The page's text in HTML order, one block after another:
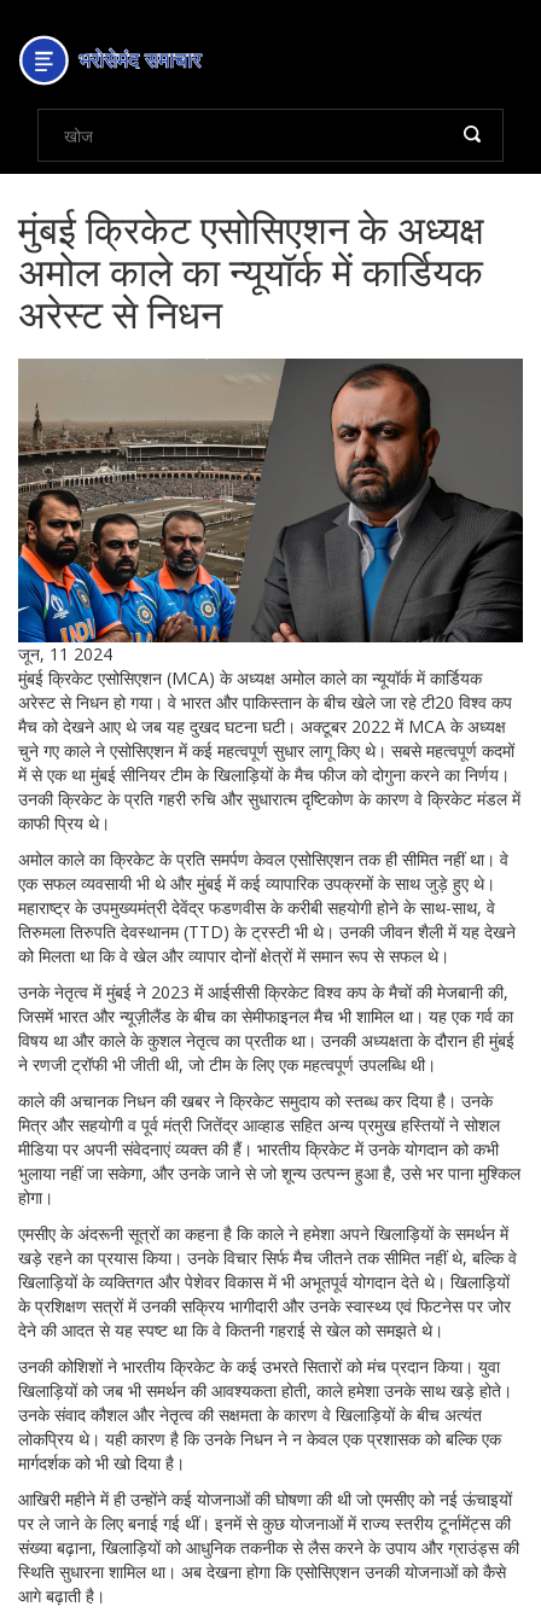
मुंबई क्रिकेट एसोसिएशन के अध्यक्ष
अमोल काले का न्यूयॉर्क में कार्डियक
अरेस्ट से निधन
जून, 11 2024
मुंबई क्रिकेट एसोसिएशन (MCA) के अध्यक्ष अमोल काले का न्यूयॉर्क में कार्डियक
अरेस्ट से निधन हो गया। वे भारत और पाकिस्तान के बीच खेले जा रहे टी20 विश्व कप
मैच को देखने आए थे जब यह दुखद घटना घटी। अक्टूबर 2022 में MCA के अध्यक्ष
चुने गए काले ने एसोसिएशन में कई महत्वपूर्ण सुधार लागू किए थे। सबसे महत्वपूर्ण कदमों
में से एक था मुंबई सीनियर टीम के खिलाड़ियों के मैच फीज को दोगुना करने का निर्णय।
उनकी क्रिकेट के प्रति गहरी रुचि और सुधारात्म दृष्टिकोण के कारण वे क्रिकेट मंडल में
काफी प्रिय थे।
अमोल काले का क्रिकेट के प्रति समर्पण केवल एसोसिएशन तक ही सीमित नहीं था। वे
एक सफल व्यवसायी भी थे और मुंबई में कई व्यापारिक उपक्रमों के साथ जुड़े हुए थे।
महाराष्ट्र के उपमुख्यमंत्री देवेंद्र फडणवीस के करीबी सहयोगी होने के साथ-साथ, वे
तिरुमला तिरुपति देवस्थानम (TTD) के ट्रस्टी भी थे। उनकी जीवन शैली में यह देखने
को मिलता था कि वे खेल और व्यापार दोनों क्षेत्रों में समान रूप से सफल थे।
उनके नेतृत्व में मुंबई ने 2023 में आईसीसी क्रिकेट विश्व कप के मैचों की मेजबानी की,
जिसमें भारत और न्यूज़ीलैंड के बीच का सेमीफाइनल मैच भी शामिल था। यह एक गर्व का
विषय था और काले के कुशल नेतृत्व का प्रतीक था। उनकी अध्यक्षता के दौरान ही मुंबई
ने रणजी ट्रॉफी भी जीती थी, जो टीम के लिए एक महत्वपूर्ण उपलब्धि थी।
काले की अचानक निधन की खबर ने क्रिकेट समुदाय को स्तब्ध कर दिया है। उनके
मित्र और सहयोगी व पूर्व मंत्री जितेंद्र आव्हाड सहित अन्य प्रमुख हस्तियों ने सोशल
मीडिया पर अपनी संवेदनाएं व्यक्त की हैं। भारतीय क्रिकेट में उनके योगदान को कभी
भुलाया नहीं जा सकेगा, और उनके जाने से जो शून्य उत्पन्न हुआ है, उसे भर पाना मुश्किल
होगा।
एमसीए के अंदरूनी सूत्रों का कहना है कि काले ने हमेशा अपने खिलाड़ियों के समर्थन में
खड़े रहने का प्रयास किया। उनके विचार सिर्फ मैच जीतने तक सीमित नहीं थे, बल्कि वे
खिलाड़ियों के व्यक्तिगत और पेशेवर विकास में भी अभूतपूर्व योगदान देते थे। खिलाड़ियों
के प्रशिक्षण सत्रों में उनकी सक्रिय भागीदारी और उनके स्वास्थ्य एवं फिटनेस पर जोर
देने की आदत से यह स्पष्ट था कि वे कितनी गहराई से खेल को समझते थे।
उनकी कोशिशों ने भारतीय क्रिकेट के कई उभरते सितारों को मंच प्रदान किया। युवा
खिलाड़ियों को जब भी समर्थन की आवश्यकता होती, काले हमेशा उनके साथ खड़े होते।
उनके संवाद कौशल और नेतृत्व की सक्षमता के कारण वे खिलाड़ियों के बीच अत्यंत
लोकप्रिय थे। यही कारण है कि उनके निधन ने न केवल एक प्रशासक को बल्कि एक
मार्गदर्शक को भी खो दिया है।
आखिरी महीने में ही उन्होंने कई योजनाओं की घोषणा की थी जो एमसीए को नई ऊंचाइयों
पर ले जाने के लिए बनाई गई थीं। इनमें से कुछ योजनाओं में राज्य स्तरीय टूर्नामेंट्स की
संख्या बढ़ाना, खिलाड़ियों को आधुनिक तकनीक से लैस करने के उपाय और ग्राउंड्स की
स्थिति सुधारना शामिल था। अब देखना होगा कि एसोसिएशन उनकी योजनाओं को कैसे
आगे बढ़ाती है।